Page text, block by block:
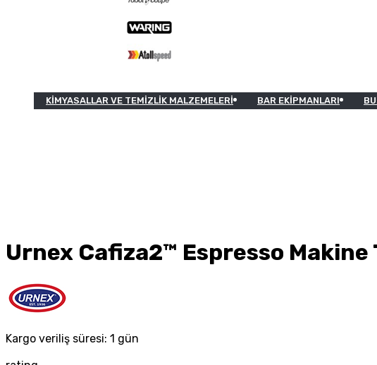
KIMYASALLAR VE TEMIZLIK MALZEMELERI BAR EKIPMANLARI
Urnex Cafiza2™ Espresso
Kargo veriliş süresi: 1 gün